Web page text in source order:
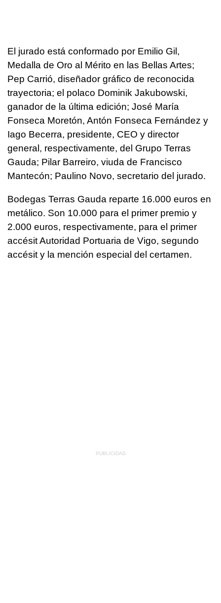
El jurado está conformado por Emilio Gil,
Medalla de Oro al Mérito en las Bellas Artes;
Pep Carrió, diseñador gráfico de reconocida
trayectoria; el polaco Dominik Jakubowski,
ganador de la última edición; José María
Fonseca Moretón, Antón Fonseca Fernández y
Iago Becerra, presidente, CEO y director
general, respectivamente, del Grupo Terras
Gauda; Pilar Barreiro, viuda de Francisco
Mantecón; Paulino Novo, secretario del jurado.
Bodegas Terras Gauda reparte 16.000 euros en
metálico. Son 10.000 para el primer premio y
2.000 euros, respectivamente, para el primer
accésit Autoridad Portuaria de Vigo, segundo
accésit y la mención especial del certamen.